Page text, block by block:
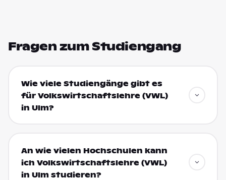
Fragen zum Studiengang
Wie viele Studiengänge gibt es
für Volkswirtschaftslehre (VWL)
in Ulm?
An wie vielen Hochschulen kann
ich Volkswirtschaftslehre (VWL)
in Ulm studieren?